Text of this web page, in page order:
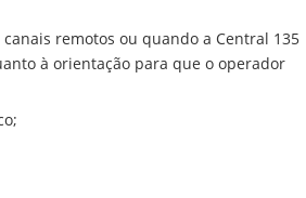
remotos ou quando a Central 135
à orientação para que o operador